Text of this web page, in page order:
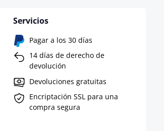
Servicios
Pagar a los 30 días
14 días de derecho de
devolución
Devoluciones gratuitas
Encriptación SSL para una
compra segura